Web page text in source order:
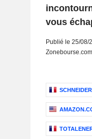
vous
Publié le 25/08/
Zonebourse.com